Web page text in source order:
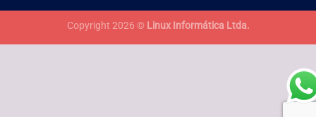
Copyright 2026 © Linux Informática Ltda.